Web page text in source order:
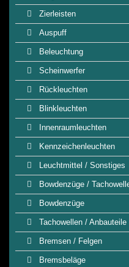
Zierleisten
Auspuff
Beleuchtung
Scheinwerfer
Rückleuchten
Blinkleuchten
Innenraumleuchten
Kennzeichenleuchten
Leuchtmittel / Sonstiges
Bowdenzüge /
Bowdenzüge
Tachowellen / Anbauteile
Bremsen / Felgen
Bremsbeläge